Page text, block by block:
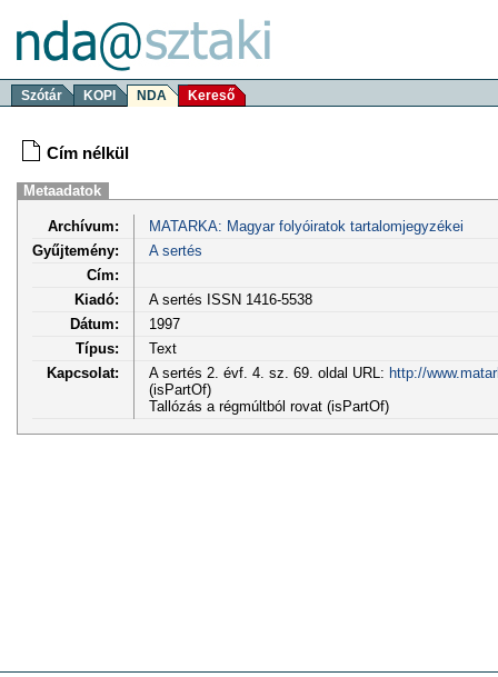
Szótár KOPI NDA Kereső
Cím nélkül
Metaadatok
Archívum:
MATARKA: Magyar folyóiratok tartalomjegyzékei
Gyűjtemény:
A sertés
Cím:
Kiadó:
A sertés ISSN 1416-5538
Dátum:
1997
Típus:
Text
Kapcsolat:
A sertés 2. évf. 4. sz. 69. oldal URL: http://
(isPartOf)
Tallózás a régmúltból rovat (isPartOf)